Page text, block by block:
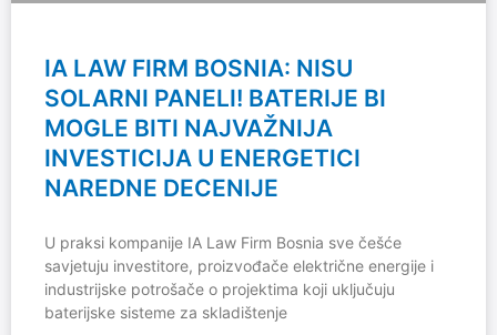
IA LAW FIRM BOSNIA: NISU
SOLARNI PANELI! BATERIJE BI
MOGLE BITI NAJVAŽNIJA
INVESTICIJA U ENERGETICI
NAREDNE DECENIJE
U praksi kompanije IA Law Firm Bosnia sve češće
savjetuju investitore, proizvođače električne energije i
industrijske potrošače o projektima koji uključuju
baterijske sisteme za skladištenje